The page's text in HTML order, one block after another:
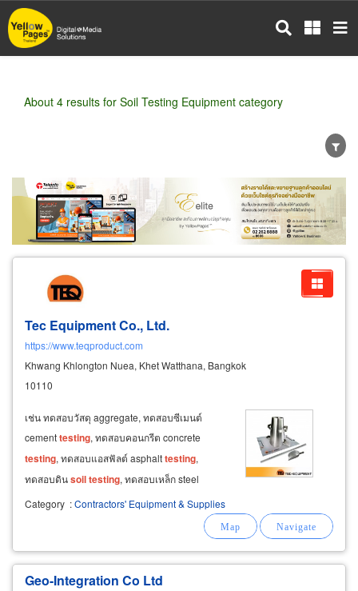
Skip
to
main
About 4 results for Soil Testing Equipment category
Wholesale Retail Manufacturer
Dealer
Exporter/Importer
Service Business
Tec Equipment Co., Ltd.
https://www.teqproduct.com
Khwang Khlongton Nuea, Khet Watthana, Bangkok
10110
เช่น ทดสอบวัสดุ aggregate, ทดสอบซีเมนต์
cementtesting, ทดสอบคอนกรีต concrete
testing, ทดสอบแอสฟัลต์ asphalttesting,
ทดสอบดินsoiltesting, ทดสอบเหล็ก steel
testingสำหรับโรงงานผลิตภัณฑ์คอนกรีต โรงงาน
มะตอย โรงงานผลิตเหล็ก เครื่องกดคอนกรีต แบบ
Category :Contractors' Equipment & Supplies
Geo-Integration Co Ltd